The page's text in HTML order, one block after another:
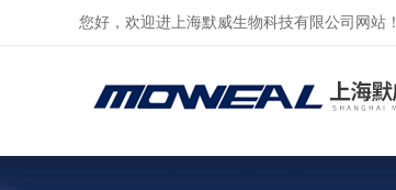
您好，欢迎进上海默威生物科技有限公司网站！